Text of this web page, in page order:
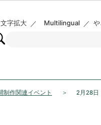
字拡大 Multilingual
制作関連イベント 2月28